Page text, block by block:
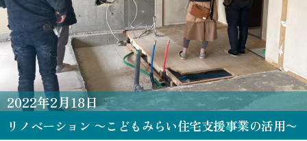
2022年2月18日
リノベーション 〜こどもみらい住宅支援事業の活用〜